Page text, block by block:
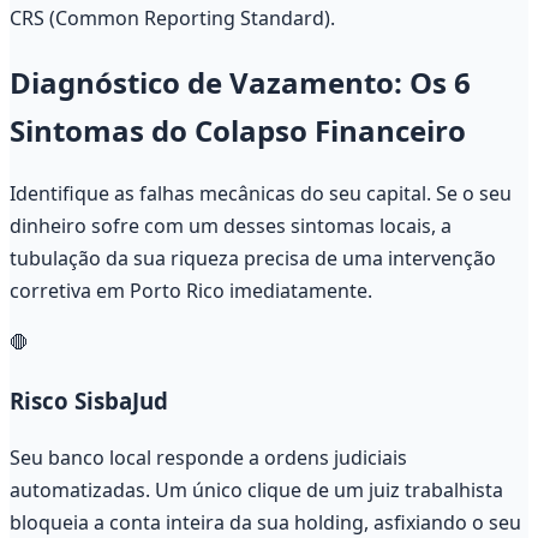
CRS (Common Reporting Standard).
Diagnóstico de Vazamento: Os 6
Sintomas do Colapso Financeiro
Identifique as falhas mecânicas do seu capital. Se o seu
dinheiro sofre com um desses sintomas locais, a
tubulação da sua riqueza precisa de uma intervenção
corretiva em Porto Rico imediatamente.
🛑
Risco SisbaJud
Seu banco local responde a ordens judiciais
automatizadas. Um único clique de um juiz trabalhista
bloqueia a conta inteira da sua holding, asfixiando o seu